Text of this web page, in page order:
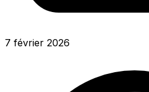
7 février 2026